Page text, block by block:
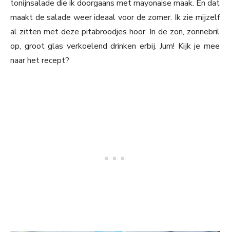
tonijnsalade die ik doorgaans met mayonaise maak. En dat
maakt de salade weer ideaal voor de zomer. Ik zie mijzelf
al zitten met deze pitabroodjes hoor. In de zon, zonnebril
op, groot glas verkoelend drinken erbij. Jum! Kijk je mee
naar het recept?